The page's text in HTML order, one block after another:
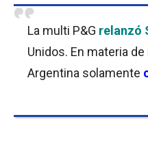
La multi P&G relanzó
Unidos. En materia
Argentina solamente